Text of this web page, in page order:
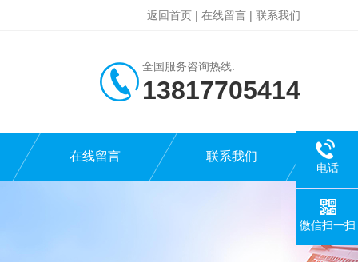
返回首页 | 在线留言 | 联系我们
全国服务咨询热线:
13817705414
在线留言 联系我们
电话
微信扫一扫